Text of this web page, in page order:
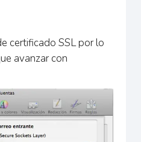
certificado SSL por lo
avanzar con